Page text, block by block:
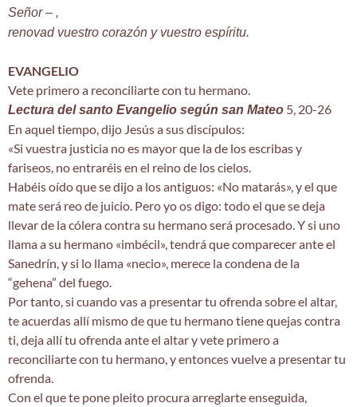
Señor – ,
renovad vuestro corazón y vuestro espíritu.
EVANGELIO
Vete primero a reconciliarte con tu hermano.
Lectura del santo Evangelio según san Mateo 5, 20-26
En aquel tiempo, dijo Jesús a sus discípulos:
«Si vuestra justicia no es mayor que la de los escribas y
fariseos, no entraréis en el reino de los cielos.
Habéis oído que se dijo a los antiguos: «No matarás», y el que
mate será reo de juicio. Pero yo os digo: todo el que se deja
llevar de la cólera contra su hermano será procesado. Y si uno
llama a su hermano «imbécil», tendrá que comparecer ante el
Sanedrín, y si lo llama «necio», merece la condena de la
“gehena” del fuego.
Por tanto, si cuando vas a presentar tu ofrenda sobre el altar,
te acuerdas allí mismo de que tu hermano tiene quejas contra
ti, deja allí tu ofrenda ante el altar y vete primero a
reconciliarte con tu hermano, y entonces vuelve a presentar tu
ofrenda.
Con el que te pone pleito procura arreglarte enseguida,